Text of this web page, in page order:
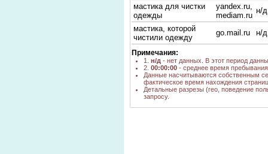
мастика для чистки
одежды
yandex.ru,
mediam.ru
н/д
мастика, которой
чистили одежду
go.mail.ru н/д
Примечания:
1. н/д - нет данных. В этот период
2. 00:00:00 - среднее время
Данные насчитываются собственным
фактическое время нахождения
Детальные разрезы (гео, поведение
запросу.